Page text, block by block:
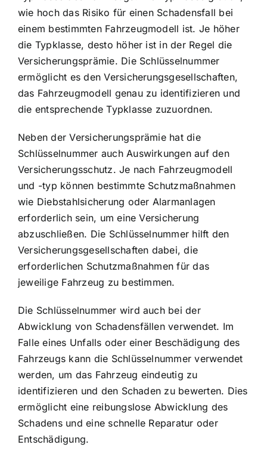
wie hoch das Risiko für einen Schadensfall bei
einem bestimmten Fahrzeugmodell ist. Je höher
die Typklasse, desto höher ist in der Regel die
Versicherungsprämie. Die Schlüsselnummer
ermöglicht es den Versicherungsgesellschaften,
das Fahrzeugmodell genau zu identifizieren und
die entsprechende Typklasse zuzuordnen.
Neben der Versicherungsprämie hat die
Schlüsselnummer auch Auswirkungen auf den
Versicherungsschutz. Je nach Fahrzeugmodell
und -typ können bestimmte Schutzmaßnahmen
wie Diebstahlsicherung oder Alarmanlagen
erforderlich sein, um eine Versicherung
abzuschließen. Die Schlüsselnummer hilft den
Versicherungsgesellschaften dabei, die
erforderlichen Schutzmaßnahmen für das
jeweilige Fahrzeug zu bestimmen.
Die Schlüsselnummer wird auch bei der
Abwicklung von Schadensfällen verwendet. Im
Falle eines Unfalls oder einer Beschädigung des
Fahrzeugs kann die Schlüsselnummer verwendet
werden, um das Fahrzeug eindeutig zu
identifizieren und den Schaden zu bewerten. Dies
ermöglicht eine reibungslose Abwicklung des
Schadens und eine schnelle Reparatur oder
Entschädigung.